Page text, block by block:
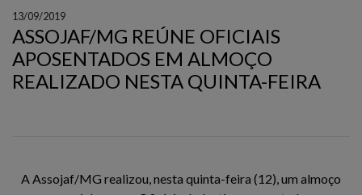
13/09/2019
ASSOJAF/MG REÚNE OFICIAIS
APOSENTADOS EM ALMOÇO
REALIZADO NESTA QUINTA-FEIRA
A Assojaf/MG realizou, nesta quinta-feira (12), um almoço